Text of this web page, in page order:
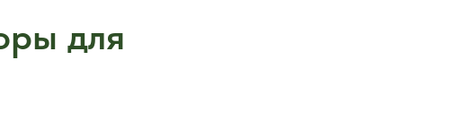
для